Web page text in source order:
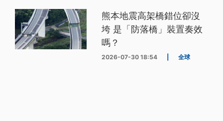
熊本地震高架橋錯位卻沒
垮 是「防落橋」裝置奏效
嗎？
2026-07-30 18:54 全球